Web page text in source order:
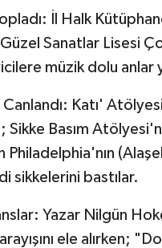
İl Halk
Sanatlar Lisesi
müzik dolu anlar
Katı'
Sikke Basım
sikkelerini bastılar.
Yazar Nilgün
ele alırken;